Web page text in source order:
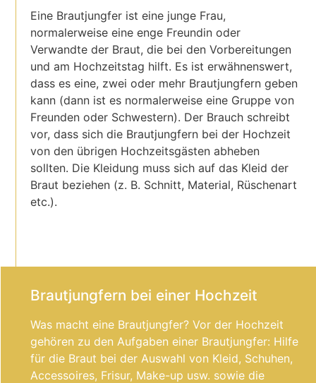
Eine Brautjungfer ist eine junge Frau,
normalerweise eine enge Freundin oder
Verwandte der Braut, die bei den Vorbereitungen
und am Hochzeitstag hilft. Es ist erwähnenswert,
dass es eine, zwei oder mehr Brautjungfern geben
kann (dann ist es normalerweise eine Gruppe von
Freunden oder Schwestern). Der Brauch schreibt
vor, dass sich die Brautjungfern bei der Hochzeit
von den übrigen Hochzeitsgästen abheben
sollten. Die Kleidung muss sich auf das Kleid der
Braut beziehen (z. B. Schnitt, Material, Rüschenart
etc.).
Brautjungfern bei einer Hochzeit
Was macht eine Brautjungfer? Vor der Hochzeit
gehören zu den Aufgaben einer Brautjungfer: Hilfe
für die Braut bei der Auswahl von Kleid, Schuhen,
Accessoires, Frisur, Make-up usw. sowie die